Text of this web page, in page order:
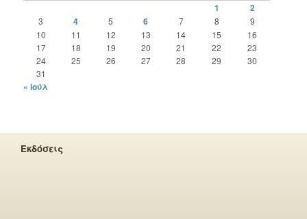
1
2
3 4 5 6 7 8
9
10
11 12 13 14 15
16
17
18 19 20 21 22
23
24
25 26 27 28 29
30
31
« Ιούλ
Εκδόσεις